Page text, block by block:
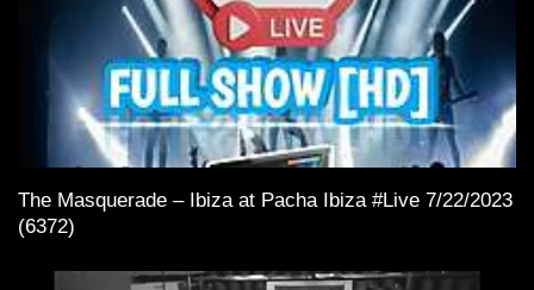
The Masquerade – Ibiza at Pacha Ibiza #Live 7/22/2023
(6372)